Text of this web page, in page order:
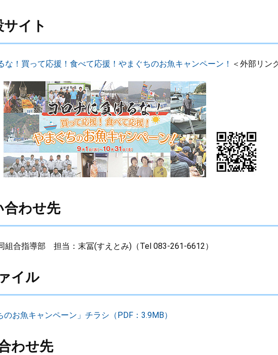
イト
な！買って応援！食べて応援！やまぐちのお魚キャンペーン！ ＜外部リン
わせ先
組合指導部 担当：末冨(すえとみ)（Tel 083-261-6612）
イル
のお魚キャンペーン」チラシ（PDF：3.9MB）
わせ先